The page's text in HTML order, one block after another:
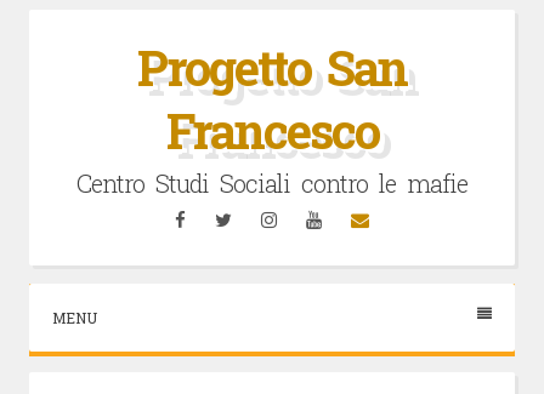
Progetto San
Francesco
Centro Studi Sociali contro le mafie
FacebookTwitterInstagramYouTubeEmail
MENU